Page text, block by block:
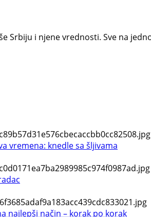
Srbiju i njene vrednosti. Sve na
vremena: knedle sa šljivama
najlepši način – korak po korak